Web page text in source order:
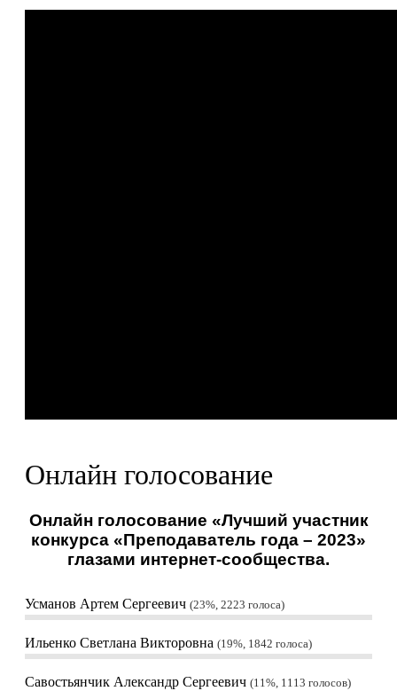
Онлайн голосование
Онлайн голосование «Лучший участник
конкурса «Преподаватель года – 2023»
глазами интернет-сообщества.
Усманов Артем Сергеевич 23%, 2223 голоса
Ильенко Светлана Викторовна 19%, 1842 голоса
Савостьянчик Александр Сергеевич 11%, 1113 голосов